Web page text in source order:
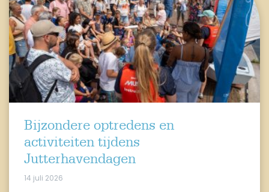
Bijzondere optredens en
activiteiten tijdens
Jutterhavendagen
14 juli 2026